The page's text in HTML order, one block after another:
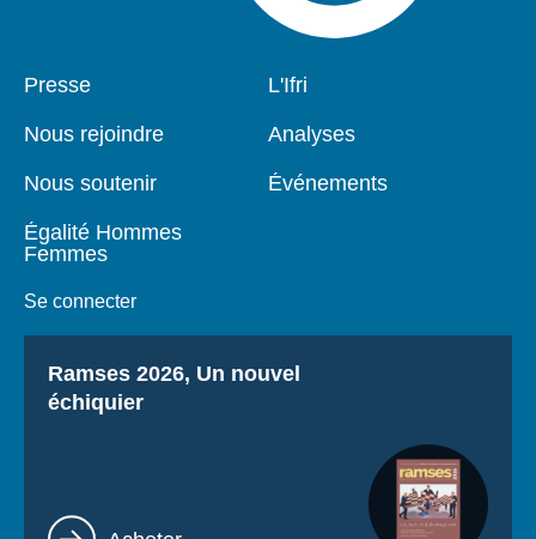
Pied
Presse
Nous rejoindre
Nous soutenir
Égalité Hommes
Femmes
Se connecter
Navigation
L'Ifri
Analyses
Événements
Titre
Ramses 2026, Un nouvel
échiquier